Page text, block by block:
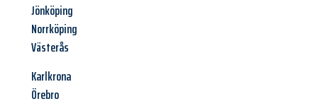
Jönköping
Norrköping
Västerås
Karlkrona
Örebro